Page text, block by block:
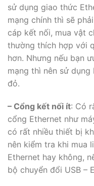
sử dụng giao thức
mạng chính thì sẽ
cáp kết nối, mua vật
thường thích hợp với
hơn. Nhưng nếu bạn
mạng thì nên sử
đỏ.
– Cổng kết nối ít: Có
cổng Ethernet như
có rất nhiều thiết bị
nên kiểm tra khi mua
Ethernet hay không,
bộ chuyển đổi USB –